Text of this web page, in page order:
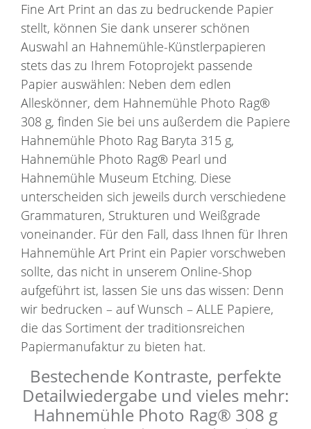
Fine Art Print an das zu bedruckende Papier
stellt, können Sie dank unserer schönen
Auswahl an Hahnemühle-Künstlerpapieren
stets das zu Ihrem Fotoprojekt passende
Papier auswählen: Neben dem edlen
Alleskönner, dem Hahnemühle Photo Rag®
308 g, finden Sie bei uns außerdem die Papiere
Hahnemühle Photo Rag Baryta 315 g,
Hahnemühle Photo Rag® Pearl und
Hahnemühle Museum Etching. Diese
unterscheiden sich jeweils durch verschiedene
Grammaturen, Strukturen und Weißgrade
voneinander. Für den Fall, dass Ihnen für Ihren
Hahnemühle Art Print ein Papier vorschweben
sollte, das nicht in unserem Online-Shop
aufgeführt ist, lassen Sie uns das wissen: Denn
wir bedrucken – auf Wunsch – ALLE Papiere,
die das Sortiment der traditionsreichen
Papiermanufaktur zu bieten hat.
Bestechende Kontraste, perfekte
Detailwiedergabe und vieles mehr:
Hahnemühle Photo Rag® 308 g